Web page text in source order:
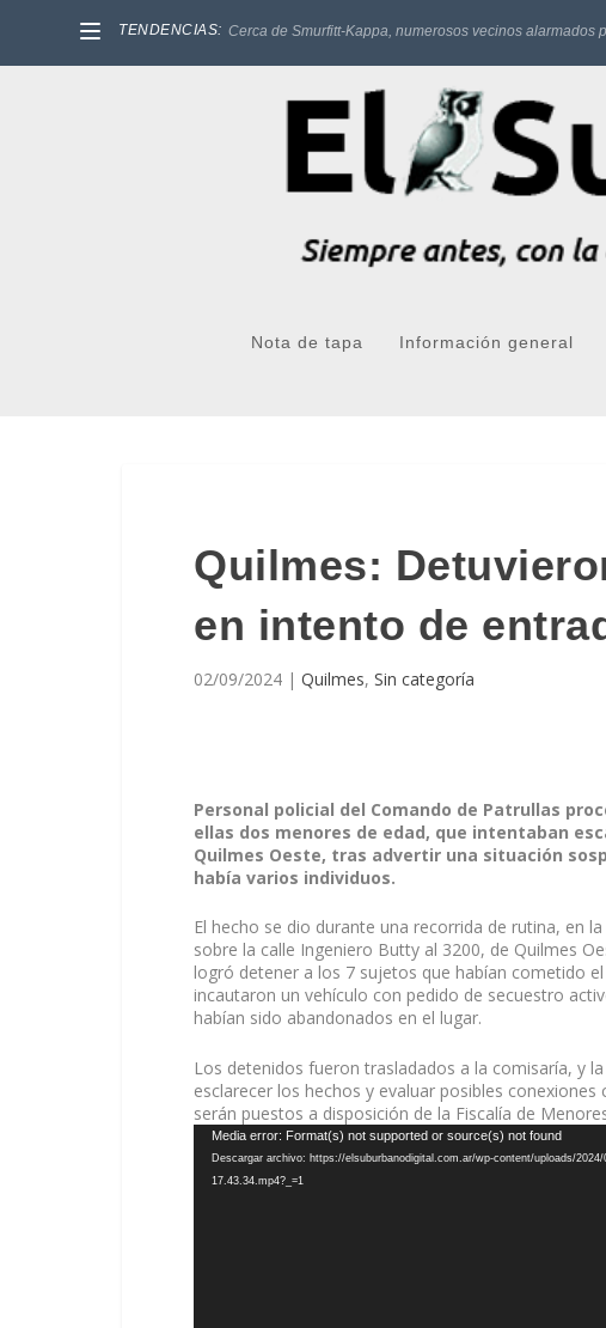
TENDENCIAS: Cerca de Smurfitt-Kappa, numerosos vecinos alarmados
Nota de tapa Información general
Quilmes:
en intento de
02/09/2024 | Quilmes, Sin categoría
Personal policial del Comando de Patrullas
ellas dos menores de edad, que intentaban
Quilmes Oeste, tras advertir una situación
había varios individuos.
El hecho se dio durante una recorrida de rutina, en
sobre la calle Ingeniero Butty al 3200, de Quilmes
logró detener a los 7 sujetos que habían cometido
incautaron un vehículo con pedido de secuestro
habían sido abandonados en el lugar.
Los detenidos fueron trasladados a la comisaría, y
esclarecer los hechos y evaluar posibles
serán puestos a disposición de la Fiscalía de
Reproductor
vídeo
Media error: Format(s) not supported or source(s) not found
Descargar archivo: https://elsuburbanodigital.com.ar/wp-content/uploads/
17.43.34.mp4?_=1